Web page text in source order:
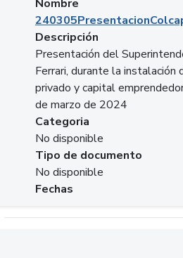
Nombre
Descripción
Presentación del
Ferrari, durante la
privado y capital
de marzo de 2024
Categoria
No disponible
Tipo de documento
No disponible
Fechas